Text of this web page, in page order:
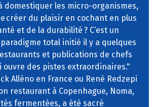
domestiquer les micro-organismes,
créer du plaisir en cochant en plus
et de la durabilité ? C‘est un
total initié il y a quelques
et publications de chefs
ouvre des pistes extraordinaires."
Alléno en France ou René Redzepi
restaurant à Copenhague, Noma,
fermentées, a été sacré